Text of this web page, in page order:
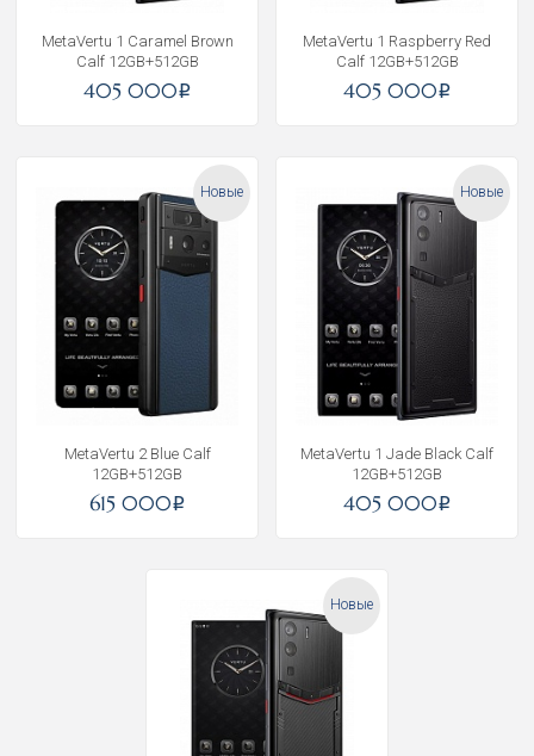
MetaVertu 1 Caramel Brown
Calf 12GB+512GB
405 000i
MetaVertu 1 Raspberry Red
Calf 12GB+512GB
405 000i
Новые
MetaVertu 2 Blue Calf
12GB+512GB
615 000i
Новые
MetaVertu 1 Jade Black Calf
12GB+512GB
405 000i
Новые